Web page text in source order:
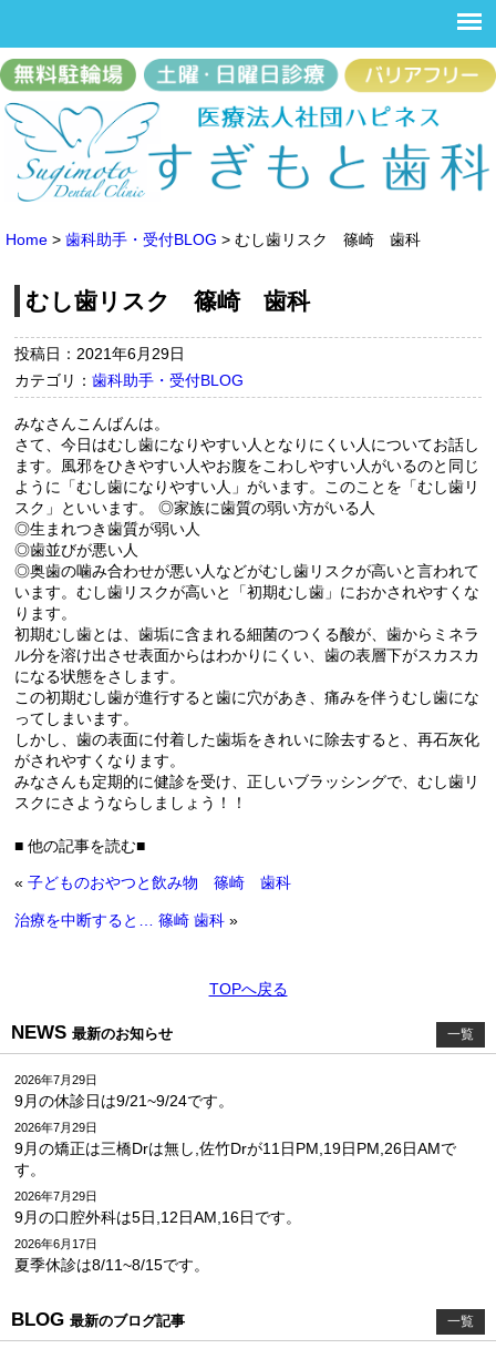
Home > 歯科助手・受付BLOG > むし歯リスク 篠崎 歯科
むし歯リスク 篠崎 歯科
投稿日：2021年6月29日
カテゴリ：歯科助手・受付BLOG
みなさんこんばんは。
さて、今日はむし歯になりやすい人となりにくい人についてお話し
ます。風邪をひきやすい人やお腹をこわしやすい人がいるのと同じ
ように「むし歯になりやすい人」がいます。このことを「むし歯リ
スク」といいます。 ◎家族に歯質の弱い方がいる人
◎生まれつき歯質が弱い人
◎歯並びが悪い人
◎奥歯の噛み合わせが悪い人などがむし歯リスクが高いと言われて
います。むし歯リスクが高いと「初期むし歯」におかされやすくな
ります。
初期むし歯とは、歯垢に含まれる細菌のつくる酸が、歯からミネラ
ル分を溶け出させ表面からはわかりにくい、歯の表層下がスカスカ
になる状態をさします。
この初期むし歯が進行すると歯に穴があき、痛みを伴うむし歯にな
ってしまいます。
しかし、歯の表面に付着した歯垢をきれいに除去すると、再石灰化
がされやすくなります。
みなさんも定期的に健診を受け、正しいブラッシングで、むし歯リ
スクにさようならしましょう！！
■ 他の記事を読む■
«子どものおやつと飲み物 篠崎 歯科
治療を中断すると… 篠崎 歯科 »
TOPへ戻る
NEWS 最新のお知らせ 一覧
2026年7月29日
9月の休診日は9/21~9/24です。
2026年7月29日
9月の矯正は三橋Drは無し,佐竹Drが11日PM,19日PM,26日AMで
す。
2026年7月29日
9月の口腔外科は5日,12日AM,16日です。
2026年6月17日
夏季休診は8/11~8/15です。
BLOG 最新のブログ記事 一覧